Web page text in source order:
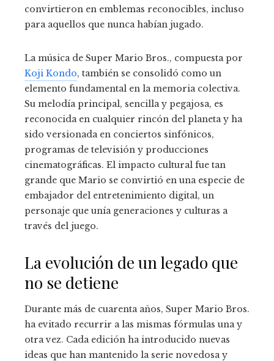
convirtieron en emblemas reconocibles, incluso
para aquellos que nunca habían jugado.
La música de Super Mario Bros., compuesta por
Koji Kondo, también se consolidó como un
elemento fundamental en la memoria colectiva.
Su melodía principal, sencilla y pegajosa, es
reconocida en cualquier rincón del planeta y ha
sido versionada en conciertos sinfónicos,
programas de televisión y producciones
cinematográficas. El impacto cultural fue tan
grande que Mario se convirtió en una especie de
embajador del entretenimiento digital, un
personaje que unía generaciones y culturas a
través del juego.
La evolución de un legado que
no se detiene
Durante más de cuarenta años, Super Mario Bros.
ha evitado recurrir a las mismas fórmulas una y
otra vez. Cada edición ha introducido nuevas
ideas que han mantenido la serie novedosa y